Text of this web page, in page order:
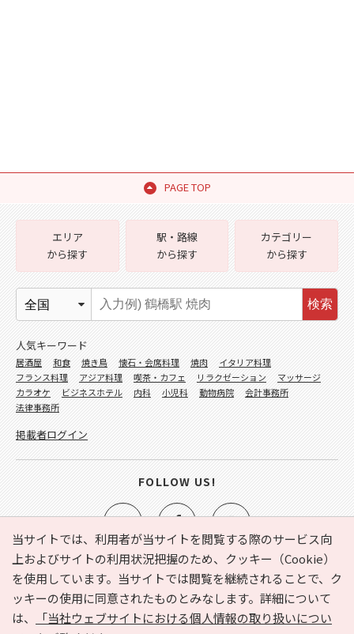
PAGE TOP
当サイトでは、利用者が当サイトを閲覧する際のサービス向
上およびサイトの利用状況把握のため、クッキー（Cookie）
を使用しています。当サイトでは閲覧を継続されることで、ク
ッキーの使用に同意されたものとみなします。詳細について
は、
「当社ウェブサイトにおける個人情報の取り扱いについ
e-NAVITA（イーナビタ）とは？ お気に入り
ヘルプ
利用規約
個人情報の取り扱いについて
運営会社
サイトマップ
広告掲載に関するお問い合わせ
エリア
から探す
駅・路線
から探す
カテゴリー
から探す
検索
人気キーワード
居酒屋 和食 焼き鳥 懐石・会席料理 焼肉
イタリア料理
フランス料理
アジア料理 喫茶・カフェ リラクゼーション
マッサージ
カラオケ
ビジネスホテル 内科 小児科 動物病院
会計事務所
法律事務所
掲載者ログイン
FOLLOW US!